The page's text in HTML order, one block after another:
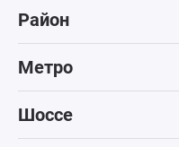
Район
Метро
Шоссе